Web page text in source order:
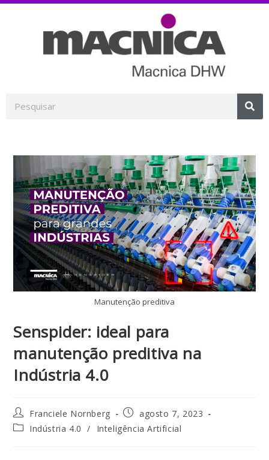
Manutenção preditiva
Senspider: ideal para
manutenção preditiva na
Indústria 4.0
Franciele Nornberg
agosto 7, 2023
Indústria 4.0
/ Inteligência Artificial